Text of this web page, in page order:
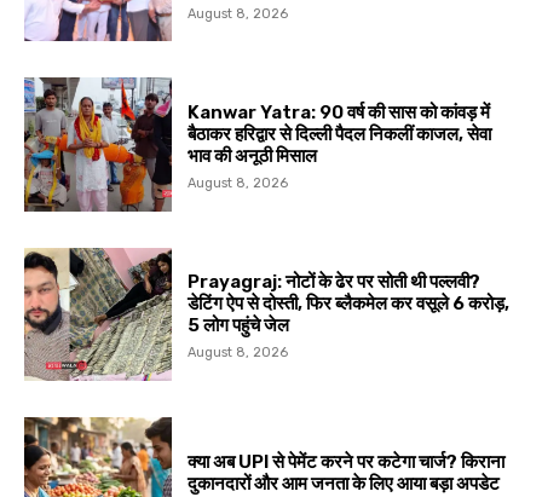
August 8, 2026
Kanwar Yatra: 90 वर्ष की सास को कांवड़ में
बैठाकर हरिद्वार से दिल्ली पैदल निकलीं काजल, सेवा
भाव की अनूठी मिसाल
August 8, 2026
Prayagraj: नोटों के ढेर पर सोती थी पल्लवी?
डेटिंग ऐप से दोस्ती, फिर ब्लैकमेल कर वसूले ₹6 करोड़,
5 लोग पहुंचे जेल
August 8, 2026
क्या अब UPI से पेमेंट करने पर कटेगा चार्ज? किराना
दुकानदारों और आम जनता के लिए आया बड़ा अपडेट